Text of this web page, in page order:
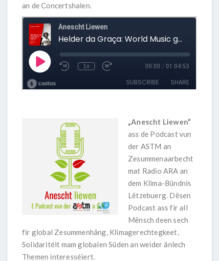
an de Concertshalen.
„Anescht Liewen“
ass de Podcast vun
der ASTM an
Zesummenaarbecht
mat Radio ARA an
dem Klima-Bündnis
Lëtzebuerg. Dësen
Podcast ass fir all
Mënsch deen sech
fir global Zesummenhäng, Klimagerechtegkeet,
Solidaritéit mam globalen Süden an weider änlech
Themen interesséiert.